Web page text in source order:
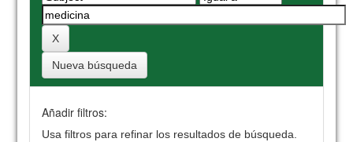
Nueva búsqueda
Añadir filtros:
Usa filtros para refinar los resultados de búsqueda.